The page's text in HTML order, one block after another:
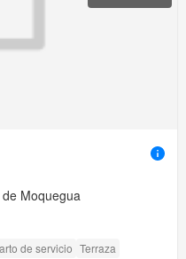
Moquegua
de servicio Terraza